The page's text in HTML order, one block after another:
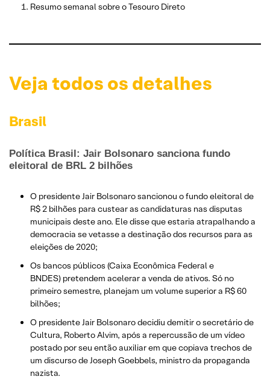
Resumo semanal sobre o Tesouro Direto
Veja todos os detalhes
Brasil
Política Brasil: Jair Bolsonaro sanciona fundo
eleitoral de BRL 2 bilhões
O presidente Jair Bolsonaro sancionou o fundo eleitoral de
R$ 2 bilhões para custear as candidaturas nas disputas
municipais deste ano. Ele disse que estaria atrapalhando a
democracia se vetasse a destinação dos recursos para as
eleições de 2020;
Os bancos públicos (Caixa Econômica Federal e
BNDES) pretendem acelerar a venda de ativos. Só no
primeiro semestre, planejam um volume superior a R$ 60
bilhões;
O presidente Jair Bolsonaro decidiu demitir o secretário de
Cultura, Roberto Alvim, após a repercussão de um vídeo
postado por seu então auxiliar em que copiava trechos de
um discurso de Joseph Goebbels, ministro da propaganda
nazista.